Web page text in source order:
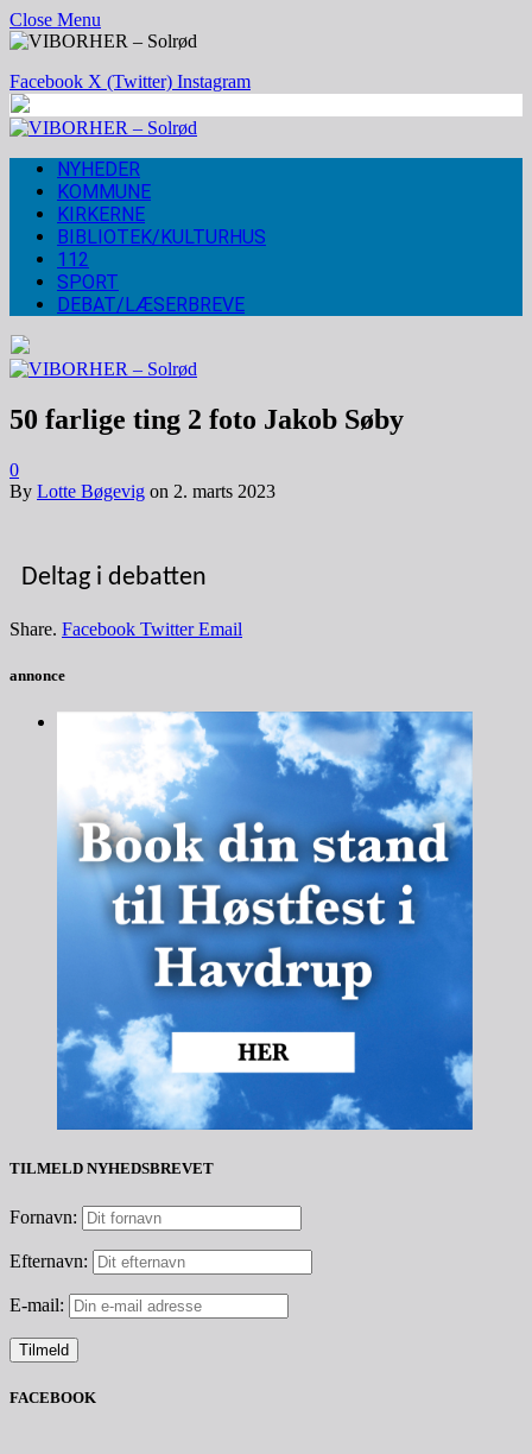
Close Menu
Facebook X (Twitter) Instagram
NYHEDER
KOMMUNE
KIRKERNE
BIBLIOTEK/KULTURHUS
112
SPORT
DEBAT/LÆSERBREVE
50 farlige ting 2 foto Jakob Søby
0
By Lotte Bøgevig on 2. marts 2023
Deltag i debatten
Share. Facebook Twitter Email
annonce
TILMELD NYHEDSBREVET
Fornavn:
Efternavn:
E-mail:
FACEBOOK